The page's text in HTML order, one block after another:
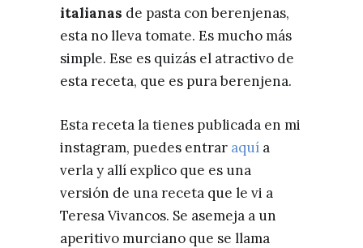
italianas de pasta con berenjenas,
esta no lleva tomate. Es mucho más
simple. Ese es quizás el atractivo de
esta receta, que es pura berenjena.
Esta receta la tienes publicada en mi
instagram, puedes entrar aquí a
verla y allí explico que es una
versión de una receta que le vi a
Teresa Vivancos. Se asemeja a un
aperitivo murciano que se llama